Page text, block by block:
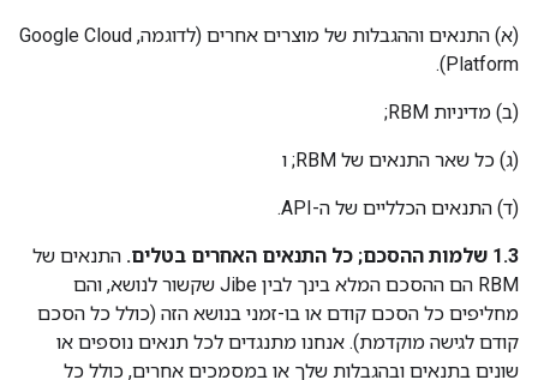
‫(א) התנאים וההגבלות של מוצרים אחרים (לדוגמה, Google Cloud
Platform).
‫(ב) מדיניות RBM;
‫(ג) כל שאר התנאים של RBM; ו
‫(ד) התנאים הכלליים של ה-API.
‫1.3 שלמות ההסכם; כל התנאים האחרים בטלים.
התנאים של
RBM הם ההסכם המלא בינך לבין Jibe שקשור לנושא, והם
מחליפים כל הסכם קודם או בו-זמני בנושא הזה (כולל כל הסכם
קודם לגישה מוקדמת). אנחנו מתנגדים לכל תנאים נוספים או
שונים בתנאים ובהגבלות שלך או במסמכים אחרים, כולל כל